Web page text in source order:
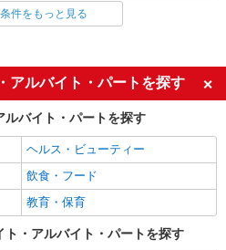
山市西平井3-1-3
ーケットでの早朝フロアスタッフ
イト＞ 時給1300円〜※大学生OK、高
ＵＰ！
山市西平井3-1-3
詳細を見る
ルパーク駅の求人を探す
パーク駅の求人を探す
フリーター歓迎
週2～3日勤務OK
服装自由
車通勤OK
扶養内勤務OK
交通費支給
件をもっと見る
アルバイト・パートを探す
バイト・パートを探す
ヘルス・ビューティー
飲食・フード
教育・保育
・アルバイト・パートを探す